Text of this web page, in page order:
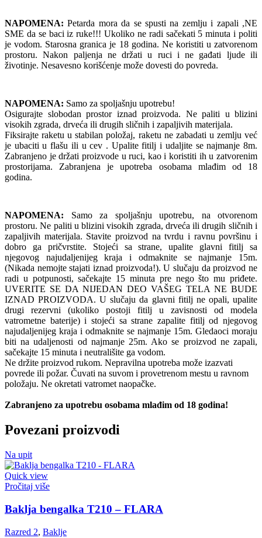
NAPOMENA: Petarda mora da se spusti na zemlju i zapali ,NE
SME da se baci iz ruke!!! Ukoliko ne radi sačekati 5 minuta i politi
je vodom. Starosna granica je 18 godina. Ne koristiti u zatvorenom
prostoru. Nakon paljenja ne držati u ruci i ne gađati ljude ili
životinje. Nesavesno korišćenje može dovesti do povreda.
NAPOMENA: Samo za spoljašnju upotrebu!
Osigurajte slobodan prostor iznad proizvoda. Ne paliti u blizini
visokih zgrada, drveća ili drugih sličnih i zapaljivih materijala.
Fiksirajte raketu u stabilan položaj, raketu ne zabadati u zemlju već
je ubaciti u flašu ili u cev . Upalite fitilj i udaljite se najmanje 8m.
Zabranjeno je držati proizvode u ruci, kao i koristiti ih u zatvorenim
prostorijama. Zabranjena je upotreba osobama mlađim od 18
godina.
NAPOMENA: Samo za spoljašnju upotrebu, na otvorenom
prostoru. Ne paliti u blizini visokih zgrada, drveća ili drugih sličnih i
zapaljivih materijala. Stavite proizvod na tvrdu i ravnu površinu i
dobro ga pričvrstite. Stojeći sa strane, upalite glavni fitilj sa
njegovog najudaljenijeg kraja i odmaknite se najmanje 15m.
(Nikada nemojte stajati iznad proizvoda!). U slučaju da proizvod ne
radi u potpunosti, sačekajte 15 minuta pre nego što mu priđete.
UVERITE SE DA NIJEDAN DEO VAŠEG TELA NE BUDE
IZNAD PROIZVODA. U slučaju da glavni fitilj ne opali, upalite
drugi rezervni (ukoliko postoji fitilj u zavisnosti od modela
vatrometne baterije) i stojeći sa strane zapalite fitilj od njegovog
najudaljenijeg kraja i odmaknite se najmanje 15m. Gledaoci moraju
biti na udaljenosti od najmanje 25m. Ako se proizvod ne zapali,
sačekajte 15 minuta i neutrališite ga vodom.
Ne držite proizvod rukom. Nepravilna upotreba može izazvati
povrede ili požar. Čuvati na suvom i provetrenom mestu u ravnom
položaju. Ne okretati vatromet naopačke.
Zabranjeno za upotrebu osobama mlađim od 18 godina!
Povezani proizvodi
Na upit
Quick view
Pročitaj više
Baklja bengalka T210 – FLARA
Razred 2, Baklje